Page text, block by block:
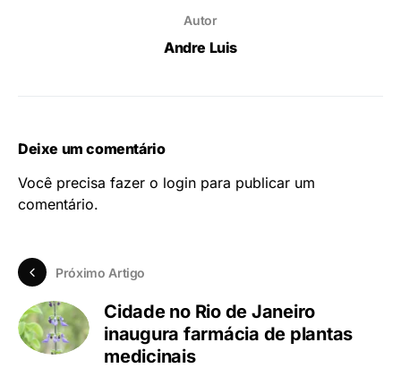
Autor
Andre Luis
Deixe um comentário
Você precisa fazer o login para publicar um
comentário.
Próximo Artigo
Cidade no Rio de Janeiro
inaugura farmácia de plantas
medicinais